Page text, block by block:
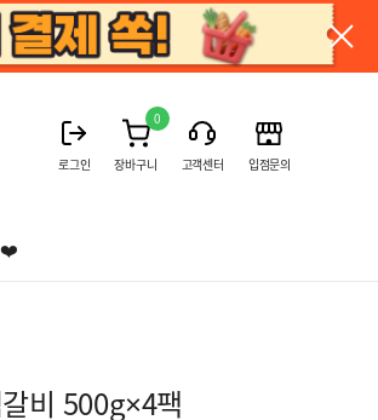
로그인
0
장바구니 고객센터 입점문의
❤️
비 500g×4팩